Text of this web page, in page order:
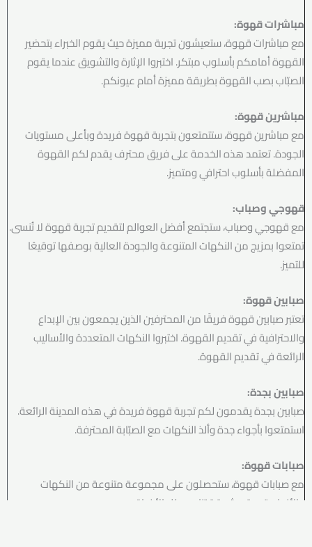
مباشرات قهوة:
مع مباشرات قهوة، ستعيشون تجربة مميزة حيث يقوم الخبراء بتحضير
القهوة أمامكم بأسلوب مبتكر. اختبروا الإثارة والتشويق عندما يقوم
الصبّاب بصب القهوة بطريقة مميزة أمام عيونكم.
مباشرين قهوة:
مع مباشرين قهوة، ستتمتعون بتجربة قهوة فريدة وبأعلى مستويات
الجودة. تعتمد هذه الخدمة على فريق محترف يقدم لكم القهوة
المفضلة بأسلوب احترافي ومتميز.
قهوجي وصباب:
مع قهوجي وصباب، ستجتمع أفضل العوالم لتقديم تجربة قهوة لا تُنسى.
تمتعوا بمزيج من النكهات المتنوعة والجودة العالية بوصفها توقيعًا
للتميز.
صبابين قهوة:
تعتبر صبابين قهوة فريقًا من المحترفين الذين يجمعون بين الإبداع
والاحترافية في تقديم القهوة. اختبروا النكهات المتعددة والأساليب
الرائعة في تقديم القهوة.
صبابين بجدة:
صبابين بجدة يقدمون لكم تجربة قهوة فريدة في هذه المدينة الرائعة.
استمتعوا بأجواء جدة وألذ النكهات مع الصبّابة المحترفة.
صبابات قهوة:
مع صبابات قهوة، ستحصلون على مجموعة متنوعة من النكهات
والأنواع. تجربة مشوقة تناسب كل الأذواق.